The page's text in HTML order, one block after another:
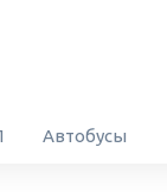
Автобусы